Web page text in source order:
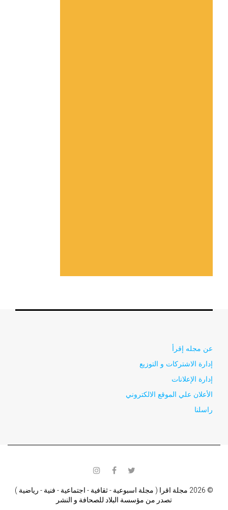
عن مجله إقرأ
إدارة الاشتركات و التوزيع
إدارة الإعلانات
الأعلان علي الموقع الالكتروني
راسلنا
© 2026 مجلة اقرا ( مجلة اسبوعية - ثقافية - اجتماعية - فنية - رياضية )
تصدر من مؤسسة البلاد للصحافة و النشر